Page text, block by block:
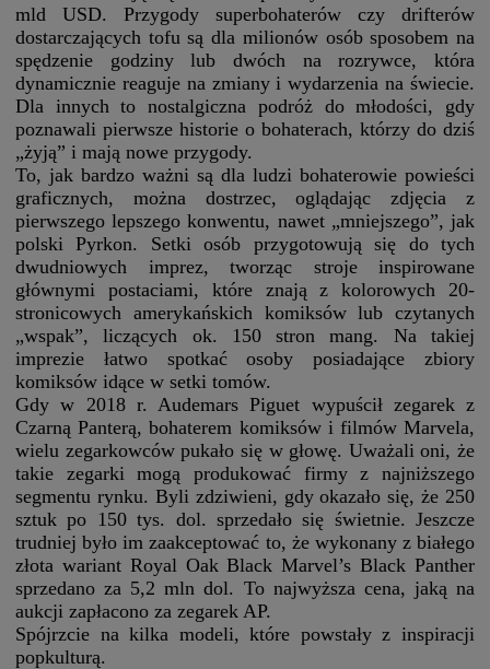
mld USD. Przygody superbohaterów czy drifterów
dostarczających tofu są dla milionów osób sposobem na
spędzenie godziny lub dwóch na rozrywce, która
dynamicznie reaguje na zmiany i wydarzenia na świecie.
Dla innych to nostalgiczna podróż do młodości, gdy
poznawali pierwsze historie o bohaterach, którzy do dziś
„żyją” i mają nowe przygody.
To, jak bardzo ważni są dla ludzi bohaterowie powieści
graficznych, można dostrzec, oglądając zdjęcia z
pierwszego lepszego konwentu, nawet „mniejszego”, jak
polski Pyrkon. Setki osób przygotowują się do tych
dwudniowych imprez, tworząc stroje inspirowane
głównymi postaciami, które znają z kolorowych 20-
stronicowych amerykańskich komiksów lub czytanych
„wspak”, liczących ok. 150 stron mang. Na takiej
imprezie łatwo spotkać osoby posiadające zbiory
komiksów idące w setki tomów.
Gdy w 2018 r. Audemars Piguet wypuścił zegarek z
Czarną Panterą, bohaterem komiksów i filmów Marvela,
wielu zegarkowców pukało się w głowę. Uważali oni, że
takie zegarki mogą produkować firmy z najniższego
segmentu rynku. Byli zdziwieni, gdy okazało się, że 250
sztuk po 150 tys. dol. sprzedało się świetnie. Jeszcze
trudniej było im zaakceptować to, że wykonany z białego
złota wariant Royal Oak Black Marvel’s Black Panther
sprzedano za 5,2 mln dol. To najwyższa cena, jaką na
aukcji zapłacono za zegarek AP.
Spójrzcie na kilka modeli, które powstały z inspiracji
popkulturą.